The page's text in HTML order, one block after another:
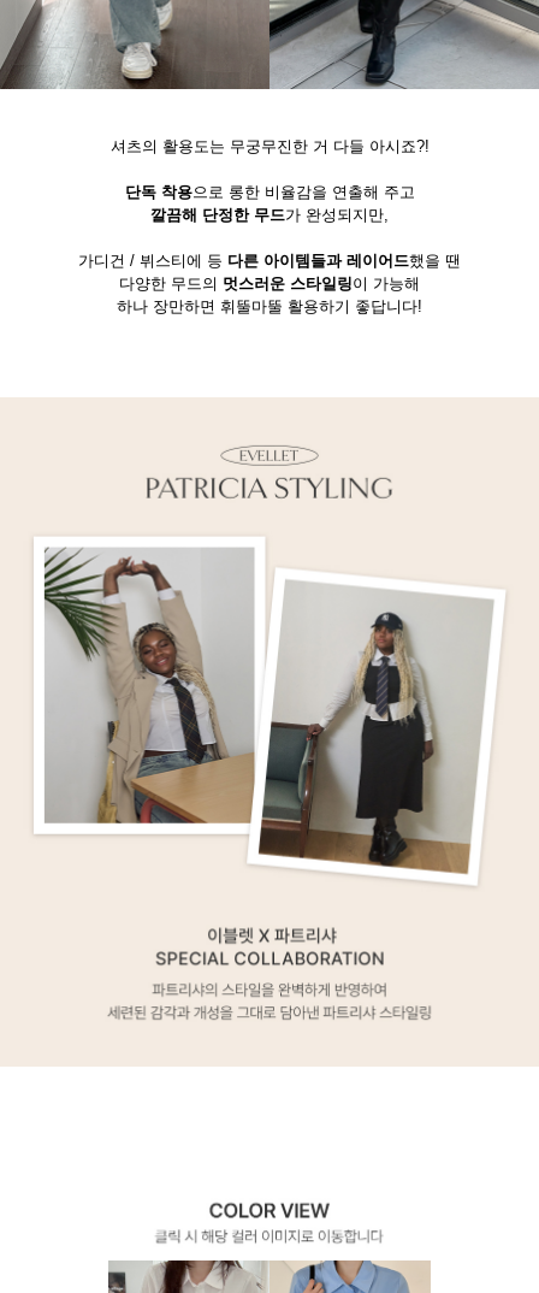
셔츠의 활용도는 무궁무진한 거 다들 아시죠?!
단독 착용으로 롱한 비율감을 연출해 주고
깔끔해 단정한 무드가 완성되지만,
가디건 / 뷔스티에 등 다른 아이템들과 레이어드했을 땐
다양한 무드의 멋스러운 스타일링이 가능해
하나 장만하면 휘뚤마뚤 활용하기 좋답니다!